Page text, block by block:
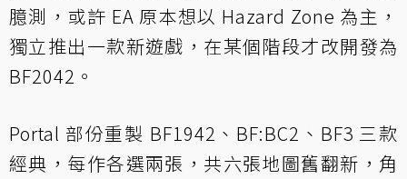
臆測，或許 EA 原本想以 Hazard Zone 為主，
獨立推出一款新遊戲，在某個階段才改開發為
BF2042。
Portal 部份重製 BF1942、BF:BC2、BF3 三款
經典，每作各選兩張，共六張地圖舊翻新，角